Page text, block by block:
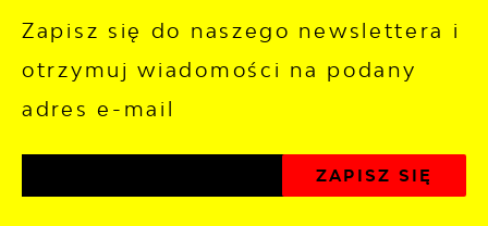
Zapisz się do naszego newslettera i
otrzymuj wiadomości na podany
adres e-mail